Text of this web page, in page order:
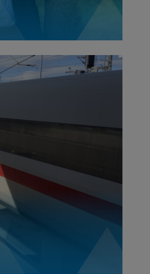
Bevormundungen.
ist im Wandel. Der
und Fernverkehr
die Antriebe
Fahrzeuge werden
Diesen
zu gestalten, wird
Aufgabe. Hierbei
Offenheit.